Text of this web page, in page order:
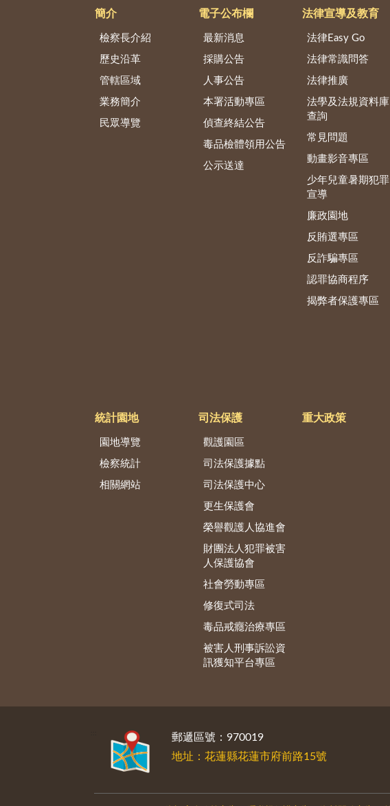
簡介
檢察長介紹
歷史沿革
管轄區域
業務簡介
民眾導覽
電子公布欄
最新消息
採購公告
人事公告
本署活動專區
偵查終結公告
毒品檢體領用公告
公示送達
法律宣導及教育
法律Easy Go
法律常識問答
法律推廣
法學及法規資料庫
查詢
常見問題
動畫影音專區
少年兒童暑期犯罪
宣導
廉政園地
反賄選專區
反詐騙專區
認罪協商程序
揭弊者保護專區
統計園地
園地導覽
檢察統計
相關網站
司法保護
觀護園區
司法保護據點
司法保護中心
更生保護會
榮譽觀護人協進會
財團法人犯罪被害
人保護協會
社會勞動專區
修復式司法
毒品戒癮治療專區
被害人刑事訴訟資
訊獲知平台專區
重大政策
郵遞區號：970019
地址：花蓮縣花蓮市府前路15號